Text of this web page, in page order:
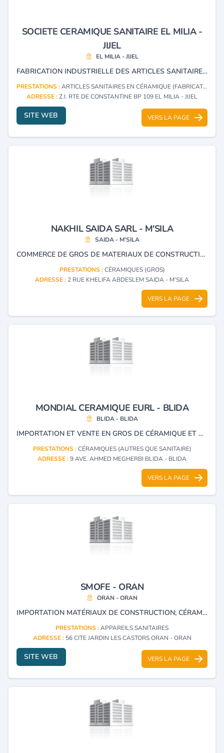
SOCIETE CERAMIQUE SANITAIRE EL MILIA -
JIJEL
EL MILIA - JIJEL
FABRICATION INDUSTRIELLE DES ARTICLES SANITAIRE EN CÉRAMIQUE ET FILIALE DU GROUPE INDUSTRIE LOCAL DIVINDIS.
PRESTATIONS :ARTICLES SANITAIRES EN CÉRAMIQUE (FABRICATION)
ADRESSE :Z.I. RTE DE CONSTANTINE BP 109 EL MILIA - JIJEL
SITE WEB VERS LA PAGE
NAKHIL SAIDA SARL - M'SILA
SAIDA - M'SILA
COMMERCE DE GROS DE MATERIAUX DE CONSTRUCTION, CERAMIQUE SANITAIRE VERRE PLAT
PRESTATIONS :CÉRAMIQUES (GROS)
ADRESSE : 2 RUE KHELIFA ABDESLEM SAIDA - M'SILA
VERS LA PAGE
MONDIAL CERAMIQUE EURL - BLIDA
BLIDA - BLIDA
IMPORTATION ET VENTE EN GROS DE CÉRAMIQUE ET CABINES DE DOUCHE
PRESTATIONS :CÉRAMIQUES (AUTRES QUE SANITAIRE)
ADRESSE :9 AVE. AHMED MEGHERBI BLIDA - BLIDA
VERS LA PAGE
SMOFE - ORAN
ORAN - ORAN
IMPORTATION MATÉRIAUX DE CONSTRUCTION; CÉRAMIQUE; ARTICLE SANITAIRE ET DE CUISINE, ROBINETTERIE, FAIENCE ET ACCESSOIRES POUR SALLES DE BAINS. REPRÉSENTANT DE LA MARQUE ROCA, GRAVINA, GALINDO, CERAMIC, MUNDO, RODI, FOMINAYA, SANIMED, SANIBANO .
PRESTATIONS :APPAREILS SANITAIRES
ADRESSE : 56 CITE JARDIN LES CASTORS ORAN - ORAN
SITE WEB VERS LA PAGE